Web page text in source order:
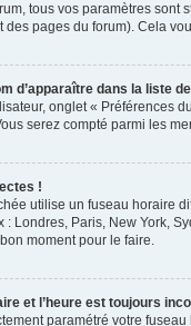
tous vos paramètres
des pages du forum). Cela
d’apparaître dans la liste
onglet « Préférences
serez compté parmi les
!
utilise un fuseau horaire
Londres, Paris, New York,
moment pour le faire.
et l’heure est toujours
paramétré votre